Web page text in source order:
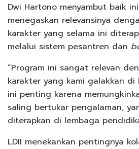
Dwi Hartono menyambut baik
menegaskan relevansinya
karakter yang selama ini
melalui sistem pesantren dan
“Program ini sangat relevan
karakter yang kami galakkan di
ini penting karena
saling bertukar pengalaman,
diterapkan di lembaga
LDII menekankan pentingnya